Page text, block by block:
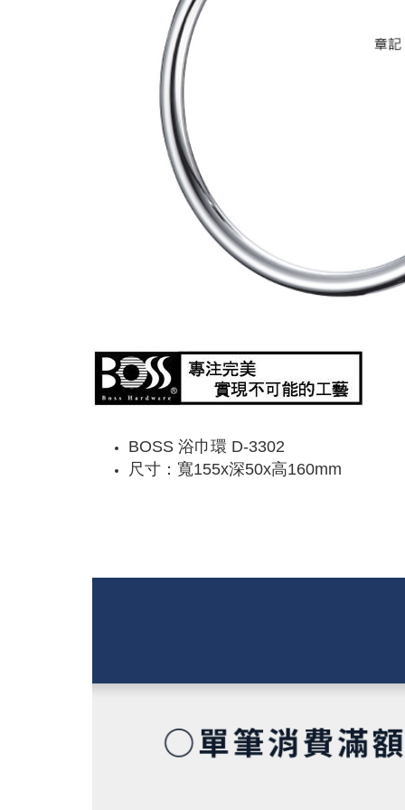
BOSS 浴巾環 D-3302
尺寸：寬155x深50x高160mm